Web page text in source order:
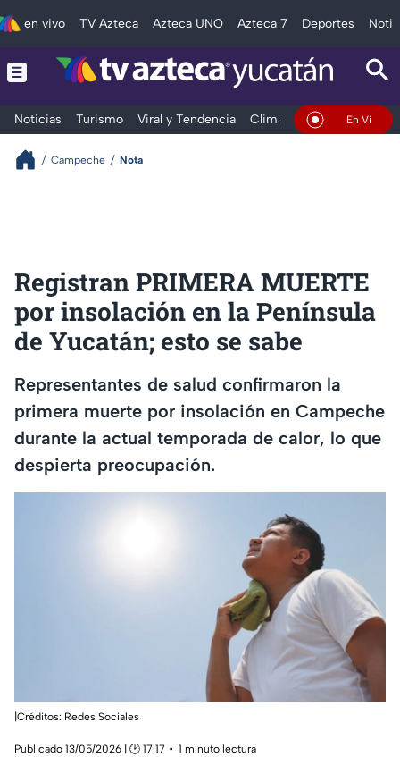
en vivo TV Azteca Azteca UNO Azteca 7 Deportes
Noticias Turismo Viral y Tendencia Clima DeportesEn Vivo
Campeche Nota
Registran PRIMERA MUERTE
por insolación en la Península
de Yucatán; esto se sabe
Representantes de salud confirmaron la
primera muerte por insolación en Campeche
durante la actual temporada de calor, lo que
despierta preocupación.
|Créditos: Redes Sociales
Publicado 13/05/2026 | 🕑 17:17
1 minuto lectura